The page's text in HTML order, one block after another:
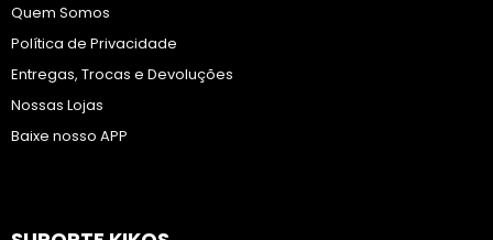
Quem Somos
Política de Privacidade
Entregas, Trocas e Devoluções
Nossas Lojas
Baixe nosso APP